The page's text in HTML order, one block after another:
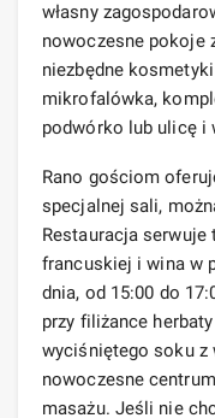
własny
nowoczesne pokoje
niezbędne
mikrofalówka,
podwórko lub ulicę i
Rano gościom
specjalnej sali,
Restauracja serwuje
francuskiej i wina w
dnia, od 15:00 do
przy filiżance
wyciśniętego soku z
nowoczesne
masażu. Jeśli nie